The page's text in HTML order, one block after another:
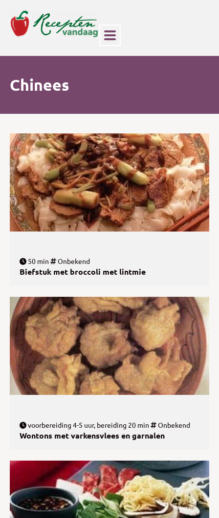
Chinees
50 min Onbekend
Biefstuk met broccoli met lintmie
voorbereiding 4-5 uur, bereiding 20 min Onbekend
Wontons met varkensvlees en garnalen